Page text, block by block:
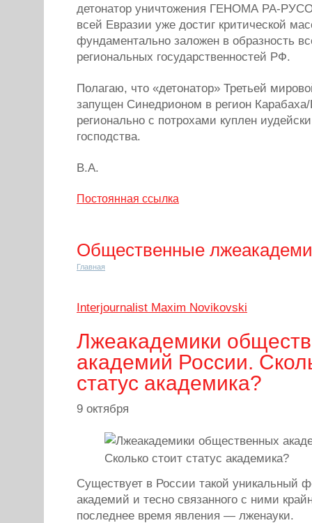
детонатор уничтожения ГЕНОМА РА-
всей Евразии уже достиг критической
фундаментально заложен в образность
региональных государственностей РФ.
Полагаю, что «детонатор» Третьей
запущен Синедрионом в регион Карабаха/
регионально с потрохами куплен
господства.
В.А.
Постоянная ссылка
Общественные
Главная
Interjournalist Maxim Novikovski
Лжеакадемики
академий России.
статус академика?
9 октября
Существует в России такой уникальный
академий и тесно связанного с ними
последнее время явления — лженауки.